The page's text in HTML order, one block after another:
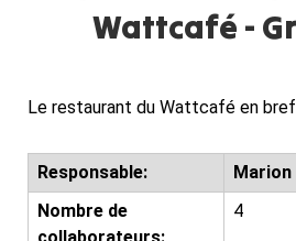
Wattcafé -
Le restaurant du Wattcafé en
Responsable:
Marion
Nombre de
4